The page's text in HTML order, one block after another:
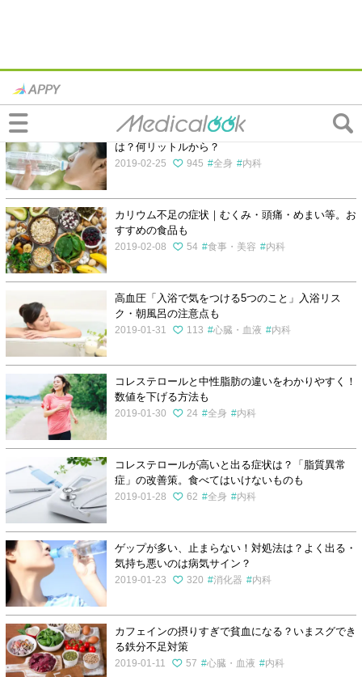
内科の記事一覧
水中毒とは。水を飲みすぎて気持ち悪い…対処法
は？何リットルから？
2019-02-25 945 全身 内科
カリウム不足の症状｜むくみ・頭痛・めまい等。お
すすめの食品も
2019-02-08 54 食事・美容 内科
高血圧「入浴で気をつける5つのこと」入浴リス
ク・朝風呂の注意点も
2019-01-31 113 心臓・血液 内科
コレステロールと中性脂肪の違いをわかりやすく！
数値を下げる方法も
2019-01-30 24 全身 内科
コレステロールが高いと出る症状は？「脂質異常
症」の改善策。食べてはいけないものも
2019-01-28 62 全身 内科
ゲップが多い、止まらない！対処法は？よく出る・
気持ち悪いのは病気サイン？
2019-01-23 320 消化器 内科
カフェインの摂りすぎで貧血になる？いまスグでき
る鉄分不足対策
2019-01-11 57 心臓・血液 内科